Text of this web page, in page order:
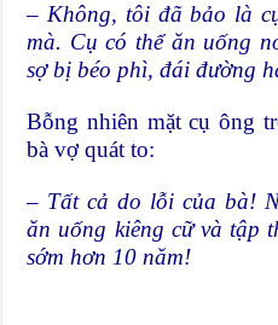
– Không, tôi đã bảo là
mà. Cụ có thể ăn uống
sợ bị béo phì, đái đường
Bỗng nhiên mặt cụ ông
bà vợ quát to:
– Tất cả do lỗi của bà!
ăn uống kiêng cữ và tập
sớm hơn 10 năm!